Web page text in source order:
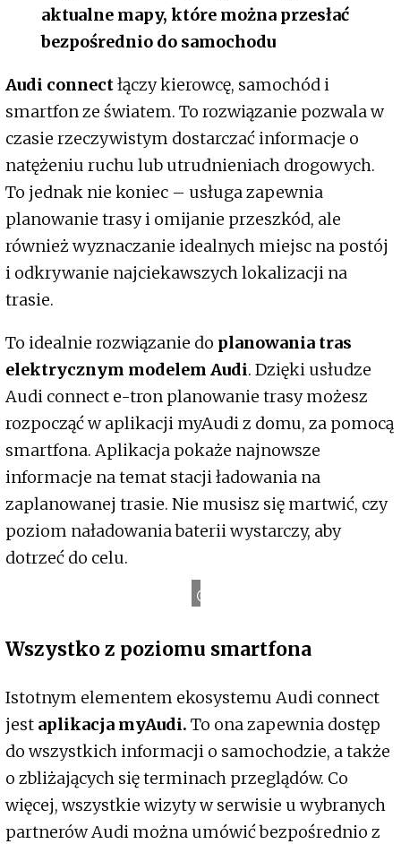
aktualne mapy, które można przesłać
bezpośrednio do samochodu
Audi connectłączy kierowcę, samochód i
smartfon ze światem. To rozwiązanie pozwala w
czasie rzeczywistym dostarczać informacje o
natężeniu ruchu lub utrudnieniach drogowych.
To jednak nie koniec – usługa zapewnia
planowanie trasy i omijanie przeszkód, ale
również wyznaczanie idealnych miejsc na postój
i odkrywanie najciekawszych lokalizacji na
trasie.
To idealnie rozwiązanie do planowania tras
elektrycznym modelem Audi. Dzięki usłudze
Audi connect e-tron planowanie trasy możesz
rozpocząć w aplikacji myAudi z domu, za pomocą
smartfona. Aplikacja pokaże najnowsze
informacje na temat stacji ładowania na
zaplanowanej trasie. Nie musisz się martwić, czy
poziom naładowania baterii wystarczy, aby
dotrzeć do celu.
Wszystko z poziomu smartfona
Istotnym elementem ekosystemu Audi connect
jest aplikacja myAudi. To ona zapewnia dostęp
do wszystkich informacji o samochodzie, a także
o zbliżających się terminach przeglądów. Co
więcej, wszystkie wizyty w serwisie u wybranych
partnerów Audi można umówić bezpośrednio z